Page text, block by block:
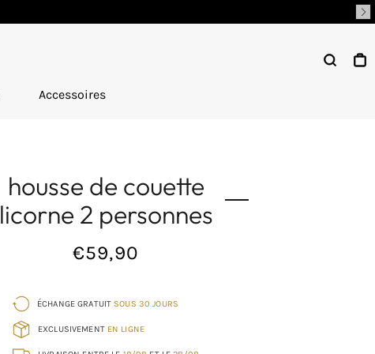
Accessoires
housse de couette
licorne 2 personnes
€59,90
ÉCHANGE GRATUITSOUS 30 JOURS
EXCLUSIVEMENT EN LIGNE